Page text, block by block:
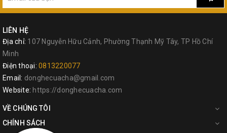
LIÊN HỆ
Địa chỉ: 107 Nguyễn Hữu Cảnh, Phường Thạnh Mỹ Tây, TP Hồ Chí
Minh
Điện thoại: 0813220077
Email: donghecuacha@gmail.com
Website: https://donghecuacha.com
VỀ CHÚNG TÔI
CHÍNH SÁCH